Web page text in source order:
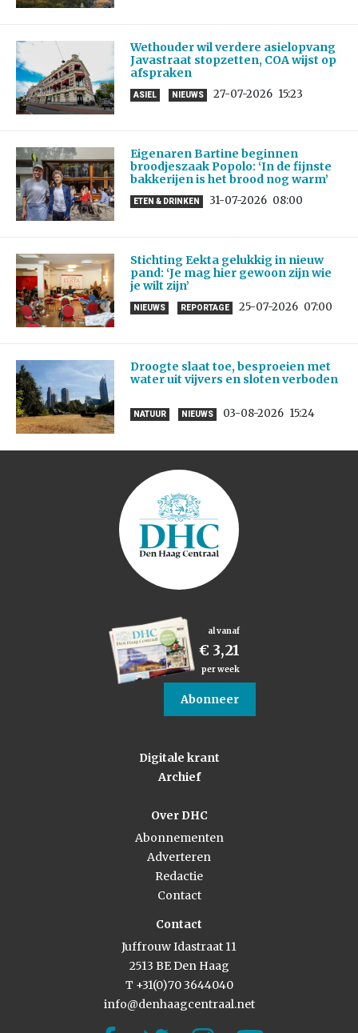
Wethouder wil verdere asielopvang
Javastraat stopzetten, COA wijst op
afspraken
ASIEL NIEUWS 27-07-2026 15:23
Eigenaren Bartine beginnen
broodjeszaak Popolo: ‘In de fijnste
bakkerijen is het brood nog warm’
ETEN & DRINKEN 31-07-2026 08:00
Stichting Eekta gelukkig in nieuw
pand: ‘Je mag hier gewoon zijn wie
je wilt zijn’
NIEUWS REPORTAGE 25-07-2026 07:00
Droogte slaat toe, besproeien met
water uit vijvers en sloten verboden
NATUUR NIEUWS 03-08-2026 15:24
al vanaf
€ 3,21
per week
Abonneer
Digitale krant
Archief
Over DHC
Abonnementen
Adverteren
Redactie
Contact
Contact
Juffrouw Idastraat 11
2513 BE Den Haag
T +31(0)70 3644040
info@denhaagcentraal.net